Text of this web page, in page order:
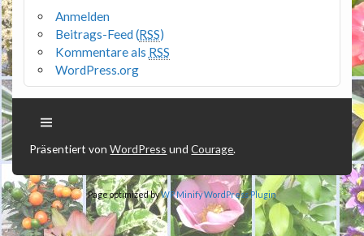
Anmelden
Beitrags-Feed (RSS)
Kommentare als RSS
WordPress.org
Präsentiert vonWordPress undCourage.
Page optimized byWP MinifyWordPress Plugin